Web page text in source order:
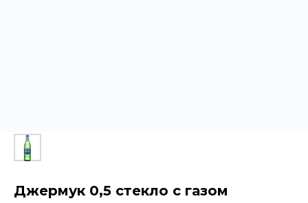
Джермук 0,5 стекло с газом